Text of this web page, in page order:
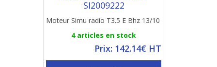
SI2009222
Moteur Simu radio T3.5 E Bhz 13/10
4 articles en stock
Prix: 142.14€ HT